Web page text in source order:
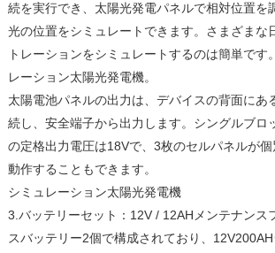
続を実行でき、太陽光発電パネルで相対位置を
光の位置をシミュレートできます。さまざまな
トレーションをシミュレートするのは簡単です
レーション太陽光発電機。
太陽電池パネルの出力は、デバイスの背面にあ
続し、安全端子から出力します。シングルブロ
の定格出力電圧は18Vで、3枚のセルパネルが
動作することもできます。
シミュレーション太陽光発電機
3.バッテリーセット：12V / 12AHメンテナンス
スバッテリー2個で構成されており、